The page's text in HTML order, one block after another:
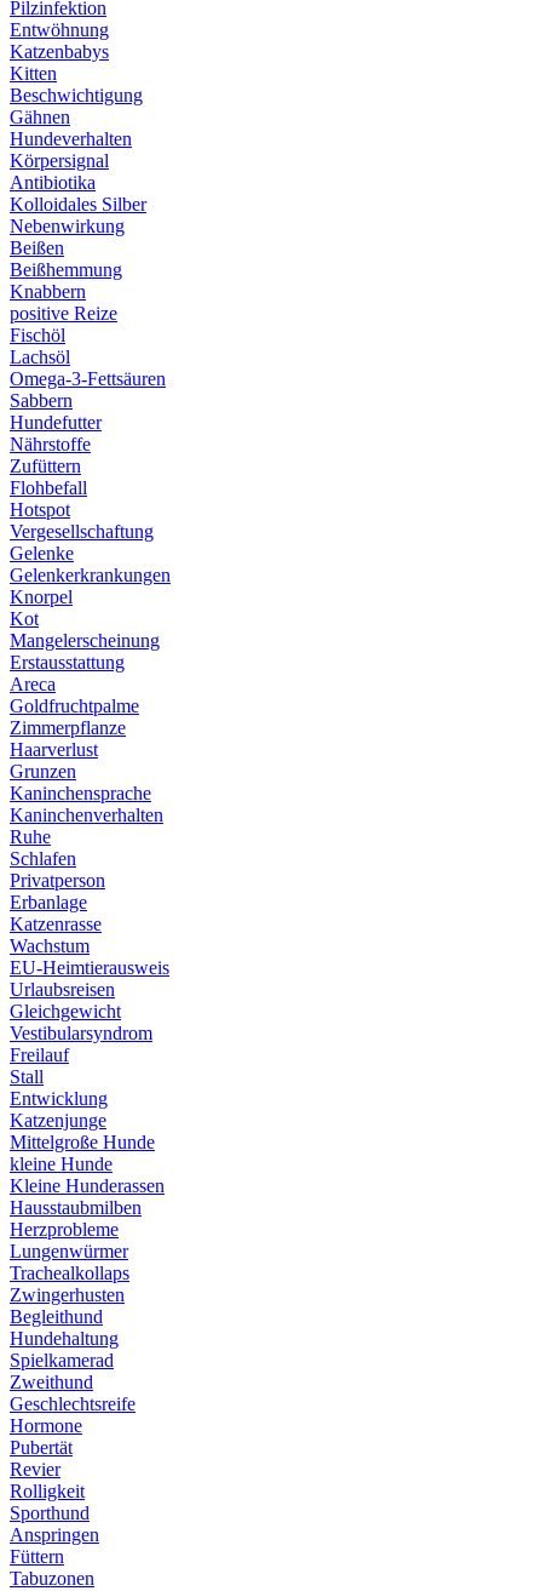
Pilzinfektion
Entwöhnung
Katzenbabys
Kitten
Beschwichtigung
Gähnen
Hundeverhalten
Körpersignal
Antibiotika
Kolloidales Silber
Nebenwirkung
Beißen
Beißhemmung
Knabbern
positive Reize
Fischöl
Lachsöl
Omega-3-Fettsäuren
Sabbern
Hundefutter
Nährstoffe
Zufüttern
Flohbefall
Hotspot
Vergesellschaftung
Gelenke
Gelenkerkrankungen
Knorpel
Kot
Mangelerscheinung
Erstausstattung
Areca
Goldfruchtpalme
Zimmerpflanze
Haarverlust
Grunzen
Kaninchensprache
Kaninchenverhalten
Ruhe
Schlafen
Privatperson
Erbanlage
Katzenrasse
Wachstum
EU-Heimtierausweis
Urlaubsreisen
Gleichgewicht
Vestibularsyndrom
Freilauf
Stall
Entwicklung
Katzenjunge
Mittelgroße Hunde
kleine Hunde
Kleine Hunderassen
Hausstaubmilben
Herzprobleme
Lungenwürmer
Trachealkollaps
Zwingerhusten
Begleithund
Hundehaltung
Spielkamerad
Zweithund
Geschlechtsreife
Hormone
Pubertät
Revier
Rolligkeit
Sporthund
Anspringen
Füttern
Tabuzonen